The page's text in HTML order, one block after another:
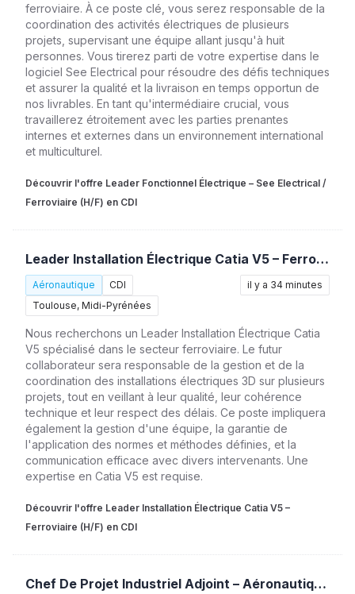
ferroviaire. À ce poste clé, vous serez responsable de la
coordination des activités électriques de plusieurs
projets, supervisant une équipe allant jusqu'à huit
personnes. Vous tirerez parti de votre expertise dans le
logiciel See Electrical pour résoudre des défis techniques
et assurer la qualité et la livraison en temps opportun de
nos livrables. En tant qu'intermédiaire crucial, vous
travaillerez étroitement avec les parties prenantes
internes et externes dans un environnement international
et multiculturel.
Découvrir l'offre Leader Fonctionnel Électrique – See Electrical /
Ferroviaire (H/F) en CDI
Leader Installation Électrique Catia V5 – Ferroviaire (H/F)
Aéronautique
CDI
Toulouse, Midi-Pyrénées
il y a 34 minutes
Nous recherchons un Leader Installation Électrique Catia
V5 spécialisé dans le secteur ferroviaire. Le futur
collaborateur sera responsable de la gestion et de la
coordination des installations électriques 3D sur plusieurs
projets, tout en veillant à leur qualité, leur cohérence
technique et leur respect des délais. Ce poste impliquera
également la gestion d'une équipe, la garantie de
l'application des normes et méthodes définies, et la
communication efficace avec divers intervenants. Une
expertise en Catia V5 est requise.
Découvrir l'offre Leader Installation Électrique Catia V5 –
Ferroviaire (H/F) en CDI
Chef De Projet Industriel Adjoint – Aéronautique (H/F)